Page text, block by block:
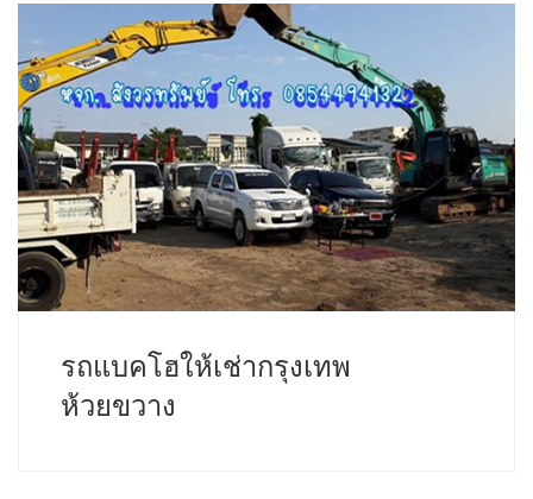
รถแบคโฮให้เช่ากรุงเทพ
ห้วยขวาง